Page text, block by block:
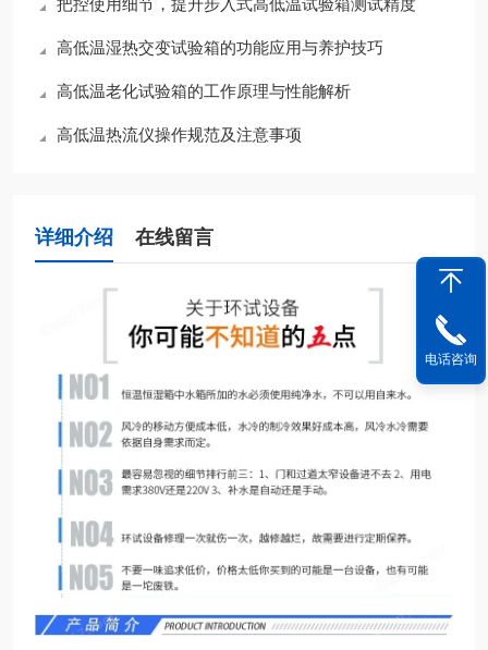
把控使用细节，提升步入式高低温试验箱测试精度
高低温湿热交变试验箱的功能应用与养护技巧
高低温老化试验箱的工作原理与性能解析
高低温热流仪操作规范及注意事项
详细介绍 在线留言
电话咨询